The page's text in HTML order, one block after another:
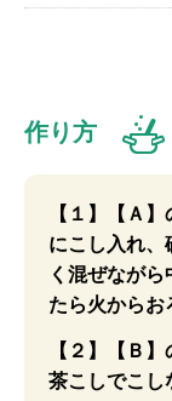
作り方
【１】【Ａ
にこし入れ、
く混ぜなが
たら火からお
【２】【Ｂ
茶こしでこし